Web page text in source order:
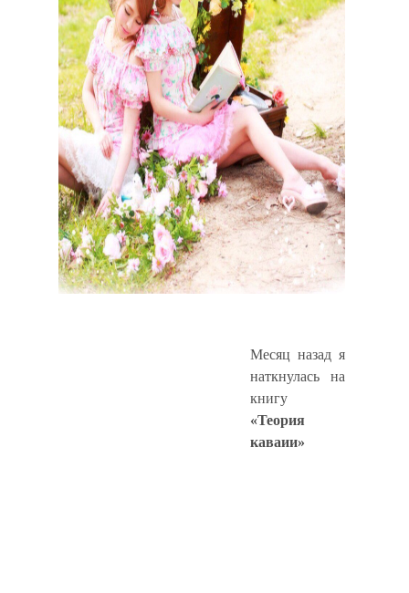
Месяц назад я
наткнулась на
книгу
«Теория
каваии»